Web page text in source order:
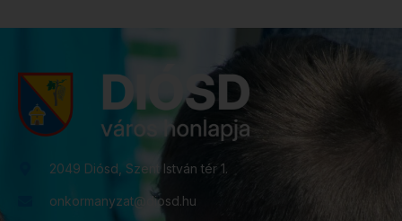
2049 Diósd, Szent István tér 1.
onkormanyzat@diosd.hu